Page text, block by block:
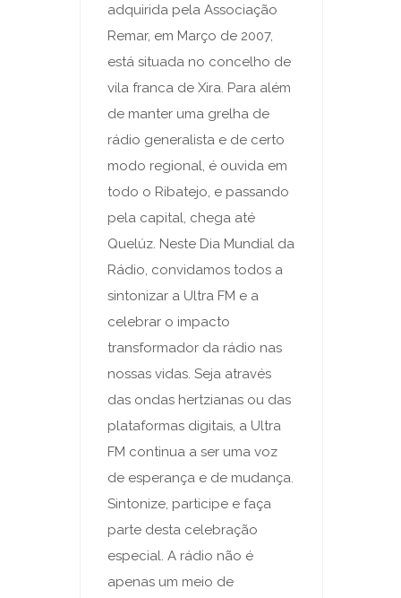
adquirida pela Associação
Remar, em Março de 2007,
está situada no concelho de
vila franca de Xira. Para além
de manter uma grelha de
rádio generalista e de certo
modo regional, é ouvida em
todo o Ribatejo, e passando
pela capital, chega até
Quelúz. Neste Dia Mundial da
Rádio, convidamos todos a
sintonizar a Ultra FM e a
celebrar o impacto
transformador da rádio nas
nossas vidas. Seja através
das ondas hertzianas ou das
plataformas digitais, a Ultra
FM continua a ser uma voz
de esperança e de mudança.
Sintonize, participe e faça
parte desta celebração
especial. A rádio não é
apenas um meio de